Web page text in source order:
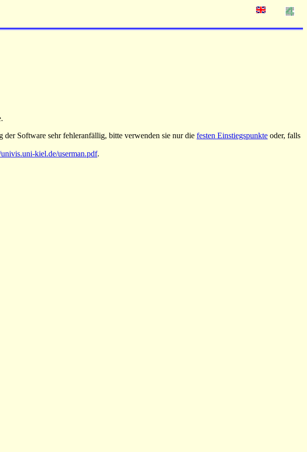
der Software sehr fehleranfällig, bitte verwenden sie nur die festen Einstiegspunkte oder, falls
kiel.de/userman.pdf.